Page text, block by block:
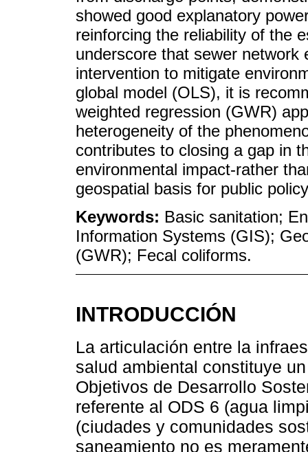
showed good explanatory
reinforcing the reliability of the
underscore that sewer
intervention to mitigate
global model (OLS), it is
weighted regression (GWR)
heterogeneity of the
contributes to closing a gap in
environmental impact-rather
geospatial basis for public
Keywords: Basic sanitation;
Information Systems (GIS);
(GWR); Fecal coliforms.
INTRODUCCIÓN
La articulación entre la
salud ambiental constituye
Objetivos de Desarrollo
referente al ODS 6 (agua
(ciudades y comunidades
saneamiento no es